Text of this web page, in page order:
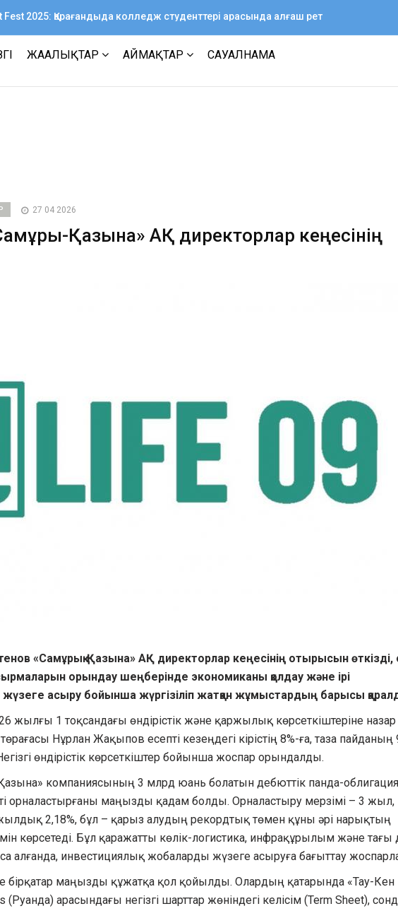
Fest 2025: Қарағандыда колледж студенттері арасында алғаш рет
өтті
ЖАҢАЛЫҚТАР АЙМАҚТАР САУАЛНАМА
27 04 2026
Қазына» АҚ директорлар кеңесінің
«Самұрық-Қазына» АҚ директорлар кеңесінің отырысын өткізді,
орындау шеңберінде экономиканы қолдау және ірі
асыру бойынша жүргізіліп жатқан жұмыстардың барысы
1 тоқсандағы өндірістік және қаржылық көрсеткіштеріне назар
Нұрлан Жақыпов есепті кезеңдегі кірістің 8%-ға, таза пайданың
өндірістік көрсеткіштер бойынша жоспар орындалды.
компаниясының 3 млрд юань болатын дебюттік панда-
орналастырғаны маңызды қадам болды. Орналастыру мерзімі – 3 жыл,
жылдық 2,18%, бұл – қарыз алудың рекордтық төмен құны әрі нарықтың
көрсетеді. Бұл қаражатты көлік-логистика, инфрақұрылым және тағы
алғанда, инвестициялық жобаларды жүзеге асыруға бағыттау
бірқатар маңызды құжатқа қол қойылды. Олардың қатарында «Тау-Кен
арасындағы негізгі шарттар жөніндегі келісім (Term Sheet),